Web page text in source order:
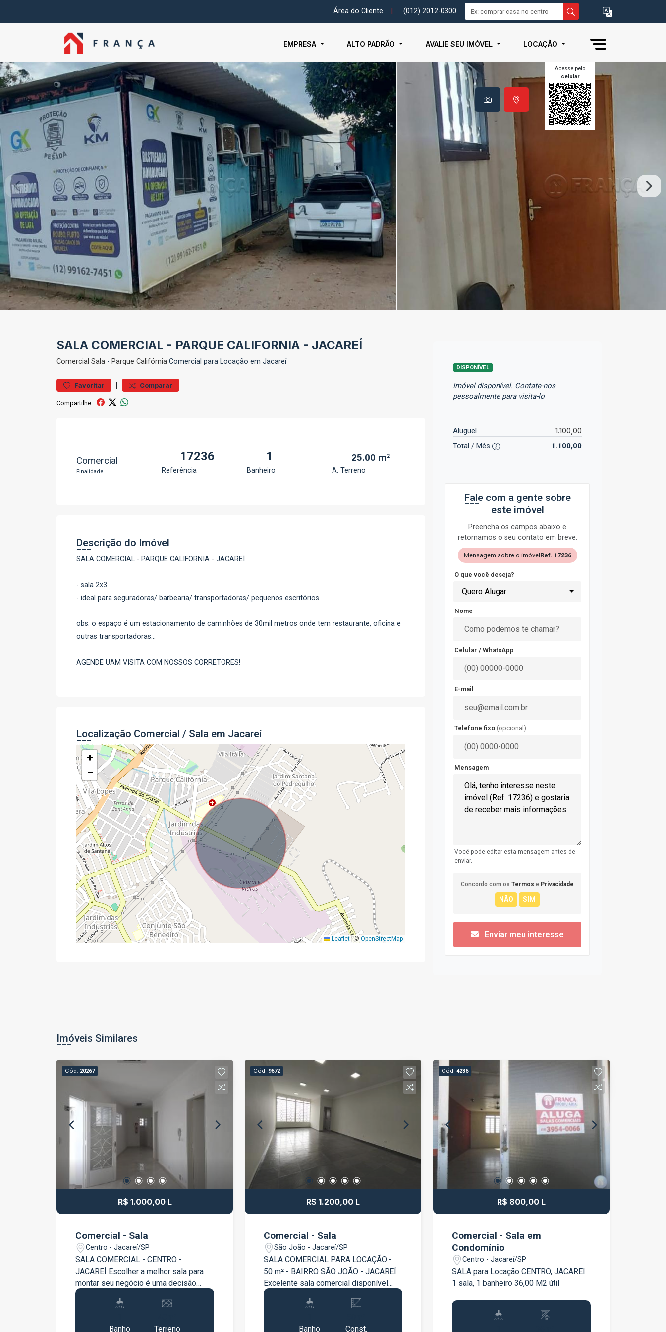
Área do Cliente (012) 2012-0300
EMPRESA ALTO PADRÃO AVALIE SEU IMÓVEL LOCAÇÃO
Acesse pelo
celular
SALA COMERCIAL - PARQUE CALIFORNIA - JACAREÍ
Comercial Sala - Parque Califórnia Comercial para Locação em Jacareí
Favoritar | Comparar
Compartilhe:
Comercial
Finalidade
17236
Referência
1
Banheiro
25.00 m²
A. Terreno
Descrição do Imóvel
SALA COMERCIAL - PARQUE CALIFORNIA - JACAREÍ
- sala 2x3
- ideal para seguradoras/ barbearia/ transportadoras/ pequenos escritórios
obs: o espaço é um estacionamento de caminhões de 30mil metros onde tem restaurante, oficina e
outras transportadoras...
AGENDE UAM VISITA COM NOSSOS CORRETORES!
Localização Comercial / Sala em Jacareí
+
−
Leaflet |© OpenStreetMap
DISPONÍVEL
Imóvel disponível. Contate-nos
pessoalmente para visita-lo
Aluguel 1.100,00
Total / Mês 1.100,00
Fale com a gente sobre
este imóvel
Preencha os campos abaixo e
retornamos o seu contato em breve.
Mensagem sobre o imóvel Ref. 17236
O que você deseja?
Quero Alugar
Nome
Celular / WhatsApp
E-mail
Telefone fixo (opcional)
Mensagem
Você pode editar esta mensagem antes de
enviar.
Concordo com os Termos e Privacidade
Enviar meu interesse
Imóveis Similares
Cód. 20267
R$ 1.000,00 L
Comercial - Sala
Centro - Jacareí/SP
SALA COMERCIAL - CENTRO -
JACAREÍ Escolher a melhor sala para
montar seu negócio é uma decisão
altamente estratégica. A escolha de
uma boa sala, próximo ao seu público
Banho
Terreno
Cód. 9672
R$ 1.200,00 L
Comercial - Sala
São João - Jacareí/SP
SALA COMERCIAL PARA LOCAÇÃO -
50 m² - BAIRRO SÃO JOÃO - JACAREÍ
Excelente sala comercial disponível
para locação no bairro São João, em
Jacareí, totalmente reformada e pronta
Banho
Const.
Cód. 4236
R$ 800,00 L
Comercial - Sala em
Condomínio
Centro - Jacareí/SP
SALA para Locação CENTRO, JACAREI
1 sala, 1 banheiro 36,00 M2 útil